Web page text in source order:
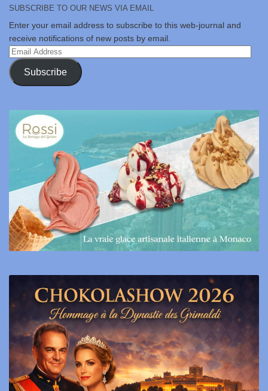
SUBSCRIBE TO OUR NEWS VIA EMAIL
Enter your email address to subscribe to this web-journal and
receive notifications of new posts by email.
Email
Address
Subscribe